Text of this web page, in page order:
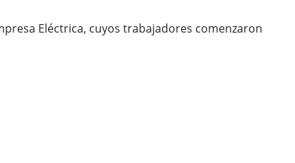
Eléctrica, cuyos trabajadores comenzaron